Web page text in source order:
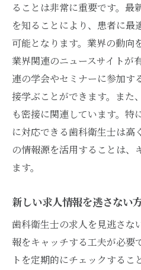
ることは非常に重要です。最
を知ることにより、患者に最
可能となります。業界の動向
業界関連のニュースサイトが
連の学会やセミナーに参加す
接学ぶことができます。また
も密接に関連しています。特
に対応できる歯科衛生士は高
の情報源を活用することは、
ます。
新しい求人情報を逃さない
歯科衛生士の求人を見逃さな
報をキャッチする工夫が必要
トを定期的にチェックする